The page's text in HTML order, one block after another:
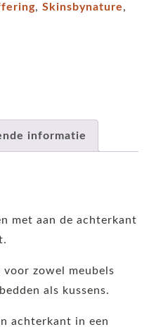
, Skinsbynature,
informatie
met aan de achterkant
zowel meubels
als kussens.
achterkant in een